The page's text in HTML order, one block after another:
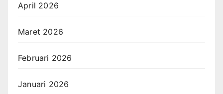
April 2026
Maret 2026
Februari 2026
Januari 2026